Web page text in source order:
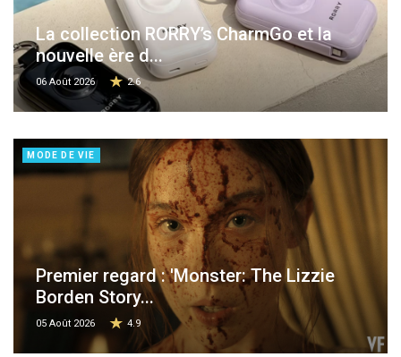
La collection RORRY’s CharmGo et la
nouvelle ère d...
06 Août 2026 2.6
MODE DE VIE
Premier regard : 'Monster: The Lizzie
Borden Story...
05 Août 2026 4.9